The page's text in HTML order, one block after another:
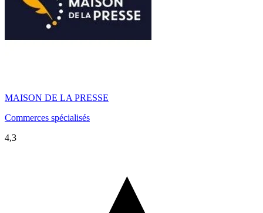
MAISON DE LA PRESSE
Commerces spécialisés
4,3